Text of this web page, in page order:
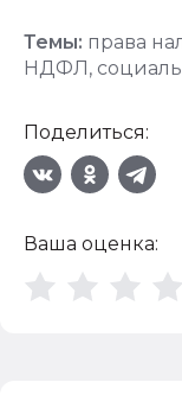
Темы: права
НДФЛ,
Поделиться:
Ваша оценка: